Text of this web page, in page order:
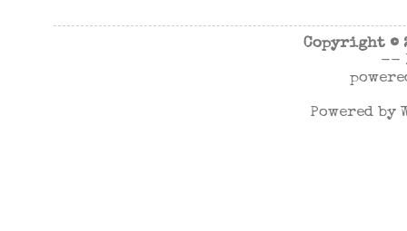
Copyright ©
--
Powered by